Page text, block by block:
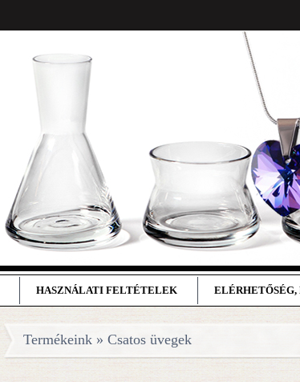
HASZNÁLATI FELTÉTELEK ELÉRHETŐSÉG,
Termékeink » Csatos üvegek